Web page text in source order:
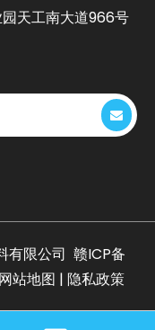
天工南大道966号
有限公司 赣ICP备
网站地图 | 隐私政策